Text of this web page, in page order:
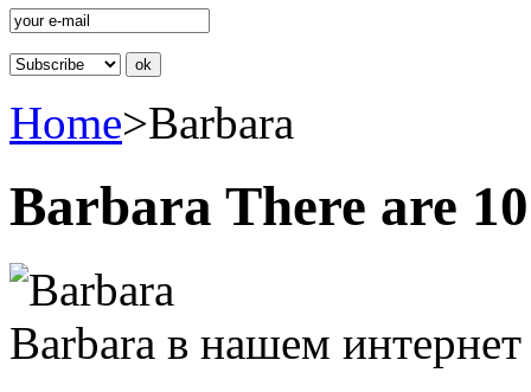
Home>Barbara
Barbara There are
Barbara в нашем интернет